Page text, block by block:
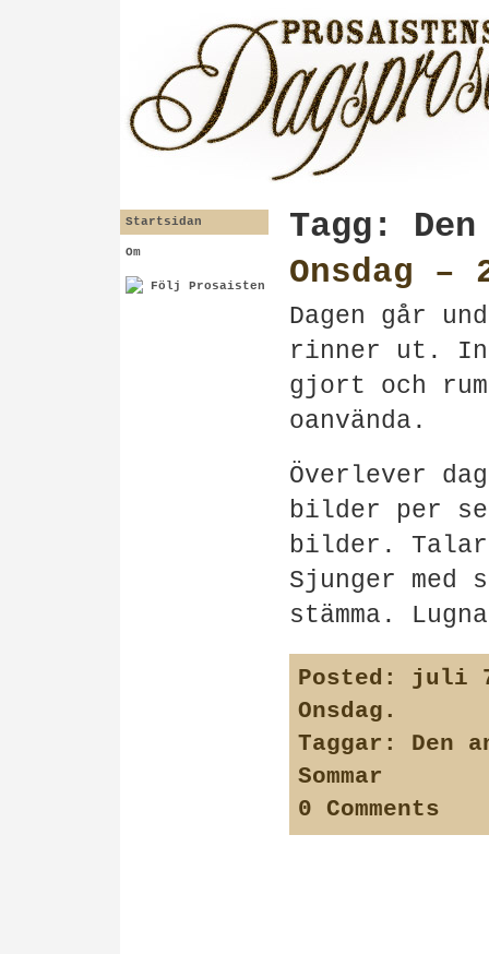
Startsidan
Om
Följ Prosaisten
Tagg:
Onsdag –
Dagen går
rinner ut.
gjort och
oanvända.
Överlever
bilder per
bilder.
Sjunger
stämma.
Posted:
juli
Onsdag .
Taggar: Den
Sommar
0 Comments